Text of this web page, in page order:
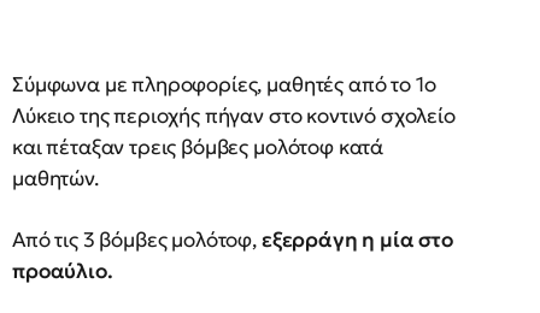
Σύμφωνα με πληροφορίες, μαθητές από το 1ο
Λύκειο της περιοχής πήγαν στο κοντινό σχολείο
και πέταξαν τρεις βόμβες μολότοφ κατά
μαθητών.
Από τις 3 βόμβες μολότοφ,εξερράγη η μία στο
προαύλιο.